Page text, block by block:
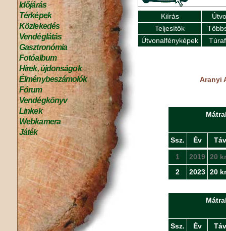
Időjárás
Térképek
Közlekedés
Vendéglátás
Gasztronómia
Fotóalbum
Hírek, újdonságok
Élménybeszámolók
Fórum
Vendégkönyv
Linkek
Webkamera
Játék
Kiírás
Teljesítők
Útvonalfényképek
Aranyi
Ssz. Év Táv
1 2019 20
2
2023 20
Ssz. Év Táv